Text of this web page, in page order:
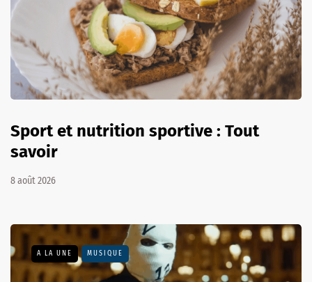
Sport et nutrition sportive : Tout
savoir
8 août 2026
A LA UNE MUSIQUE